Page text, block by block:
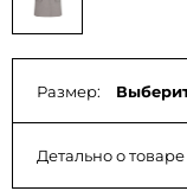
Размер:
Детально о товаре